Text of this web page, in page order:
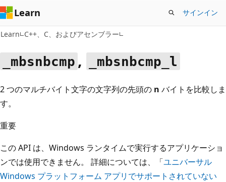
ッ
プ
Learn サインイン
Learn C++、C、およびアセンブラー
_mbsnbcmp , _mbsnbcmp_l
2 つのマルチバイト文字の文字列の先頭の n バイトを比較しま
す。
重要
この API は、Windows ランタイムで実行するアプリケーショ
ンでは使用できません。 詳細については、「ユニバーサル
Windows プラットフォーム アプリでサポートされていない